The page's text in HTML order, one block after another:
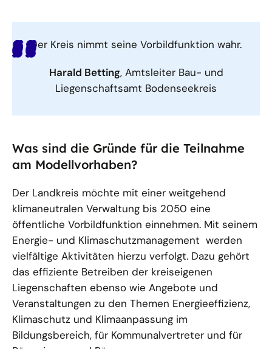
Der Kreis nimmt seine Vorbildfunktion wahr.
Harald Betting, Amtsleiter Bau- und
Liegenschaftsamt Bodenseekreis
Was sind die Gründe für die Teilnahme
am Modellvorhaben?
Der Landkreis möchte mit einer weitgehend
klimaneutralen Verwaltung bis 2050 eine
öffentliche Vorbildfunktion einnehmen. Mit seinem
Energie- und Klimaschutzmanagement werden
vielfältige Aktivitäten hierzu verfolgt. Dazu gehört
das effiziente Betreiben der kreiseigenen
Liegenschaften ebenso wie Angebote und
Veranstaltungen zu den Themen Energieeffizienz,
Klimaschutz und Klimaanpassung im
Bildungsbereich, für Kommunalvertreter und für